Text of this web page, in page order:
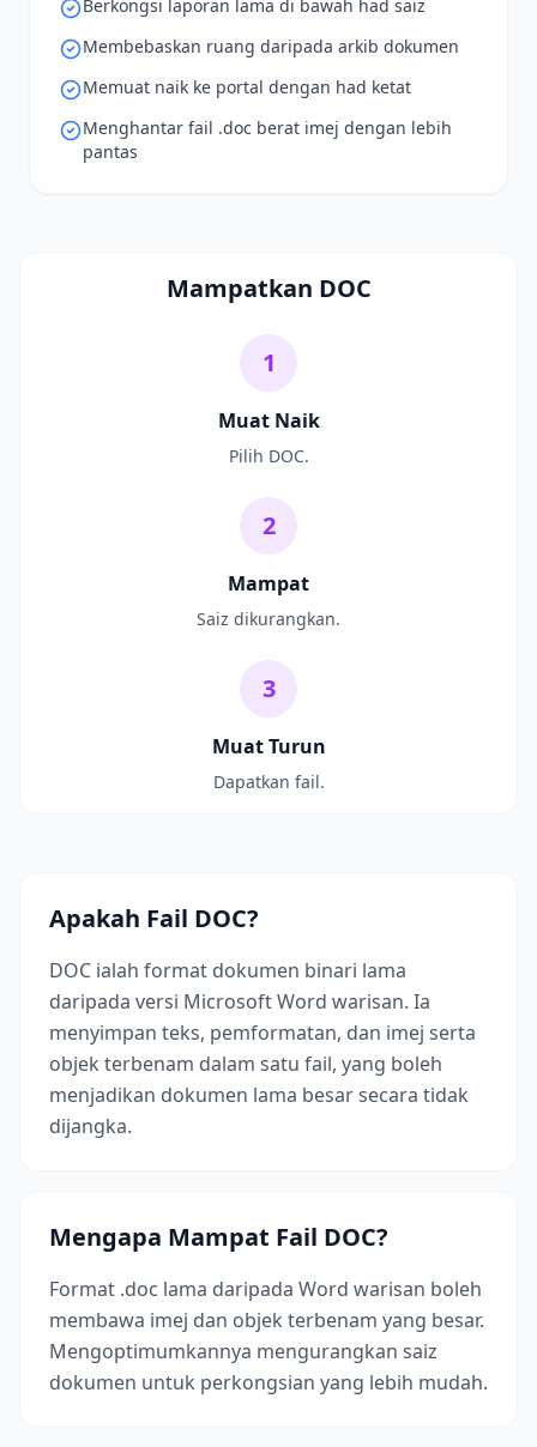
Berkongsi laporan lama di bawah had saiz
Membebaskan ruang daripada arkib dokumen
Memuat naik ke portal dengan had ketat
Menghantar fail .doc berat imej dengan lebih
pantas
Mampatkan DOC
1
Muat Naik
Pilih DOC.
2
Mampat
Saiz dikurangkan.
3
Muat Turun
Dapatkan fail.
Apakah Fail DOC?
DOC ialah format dokumen binari lama
daripada versi Microsoft Word warisan. Ia
menyimpan teks, pemformatan, dan imej serta
objek terbenam dalam satu fail, yang boleh
menjadikan dokumen lama besar secara tidak
dijangka.
Mengapa Mampat Fail DOC?
Format .doc lama daripada Word warisan boleh
membawa imej dan objek terbenam yang besar.
Mengoptimumkannya mengurangkan saiz
dokumen untuk perkongsian yang lebih mudah.